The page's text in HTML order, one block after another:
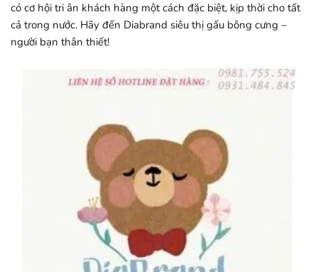
có cơ hội tri ân khách hàng một cách đặc biệt, kịp thời cho tất
cả trong nước. Hãy đến Diabrand siêu thị gấu bông cưng –
người bạn thân thiết!